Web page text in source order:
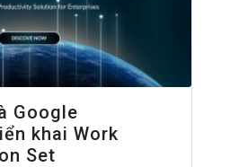
Google
khai Work
Set